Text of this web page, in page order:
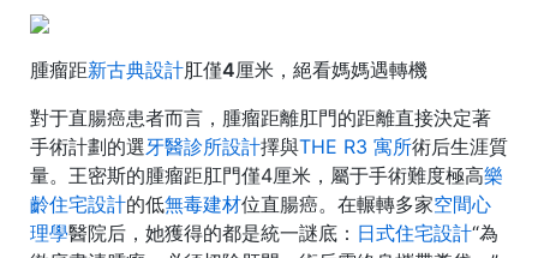
腫瘤距新古典設計肛僅4厘米，絕看媽媽遇轉機
對于直腸癌患者而言，腫瘤距離肛門的距離直接決定著
手術計劃的選牙醫診所設計擇與THE R3 寓所術后生涯質
量。王密斯的腫瘤距肛門僅4厘米，屬于手術難度極高樂
齡住宅設計的低無毒建材位直腸癌。在輾轉多家空間心
理學醫院后，她獲得的都是統一謎底： 日式住宅設計“為